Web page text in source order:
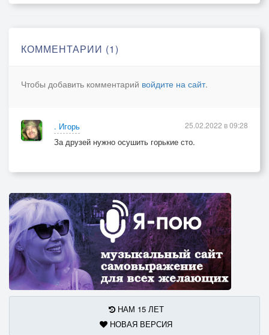
КОММЕНТАРИИ (1)
Чтобы добавить комментарий войдите на сайт.
. Игорь
За друзей нужно осушить горькие сто.
25.02.2022 в 09:28
НАМ 15 ЛЕТ
НОВАЯ ВЕРСИЯ